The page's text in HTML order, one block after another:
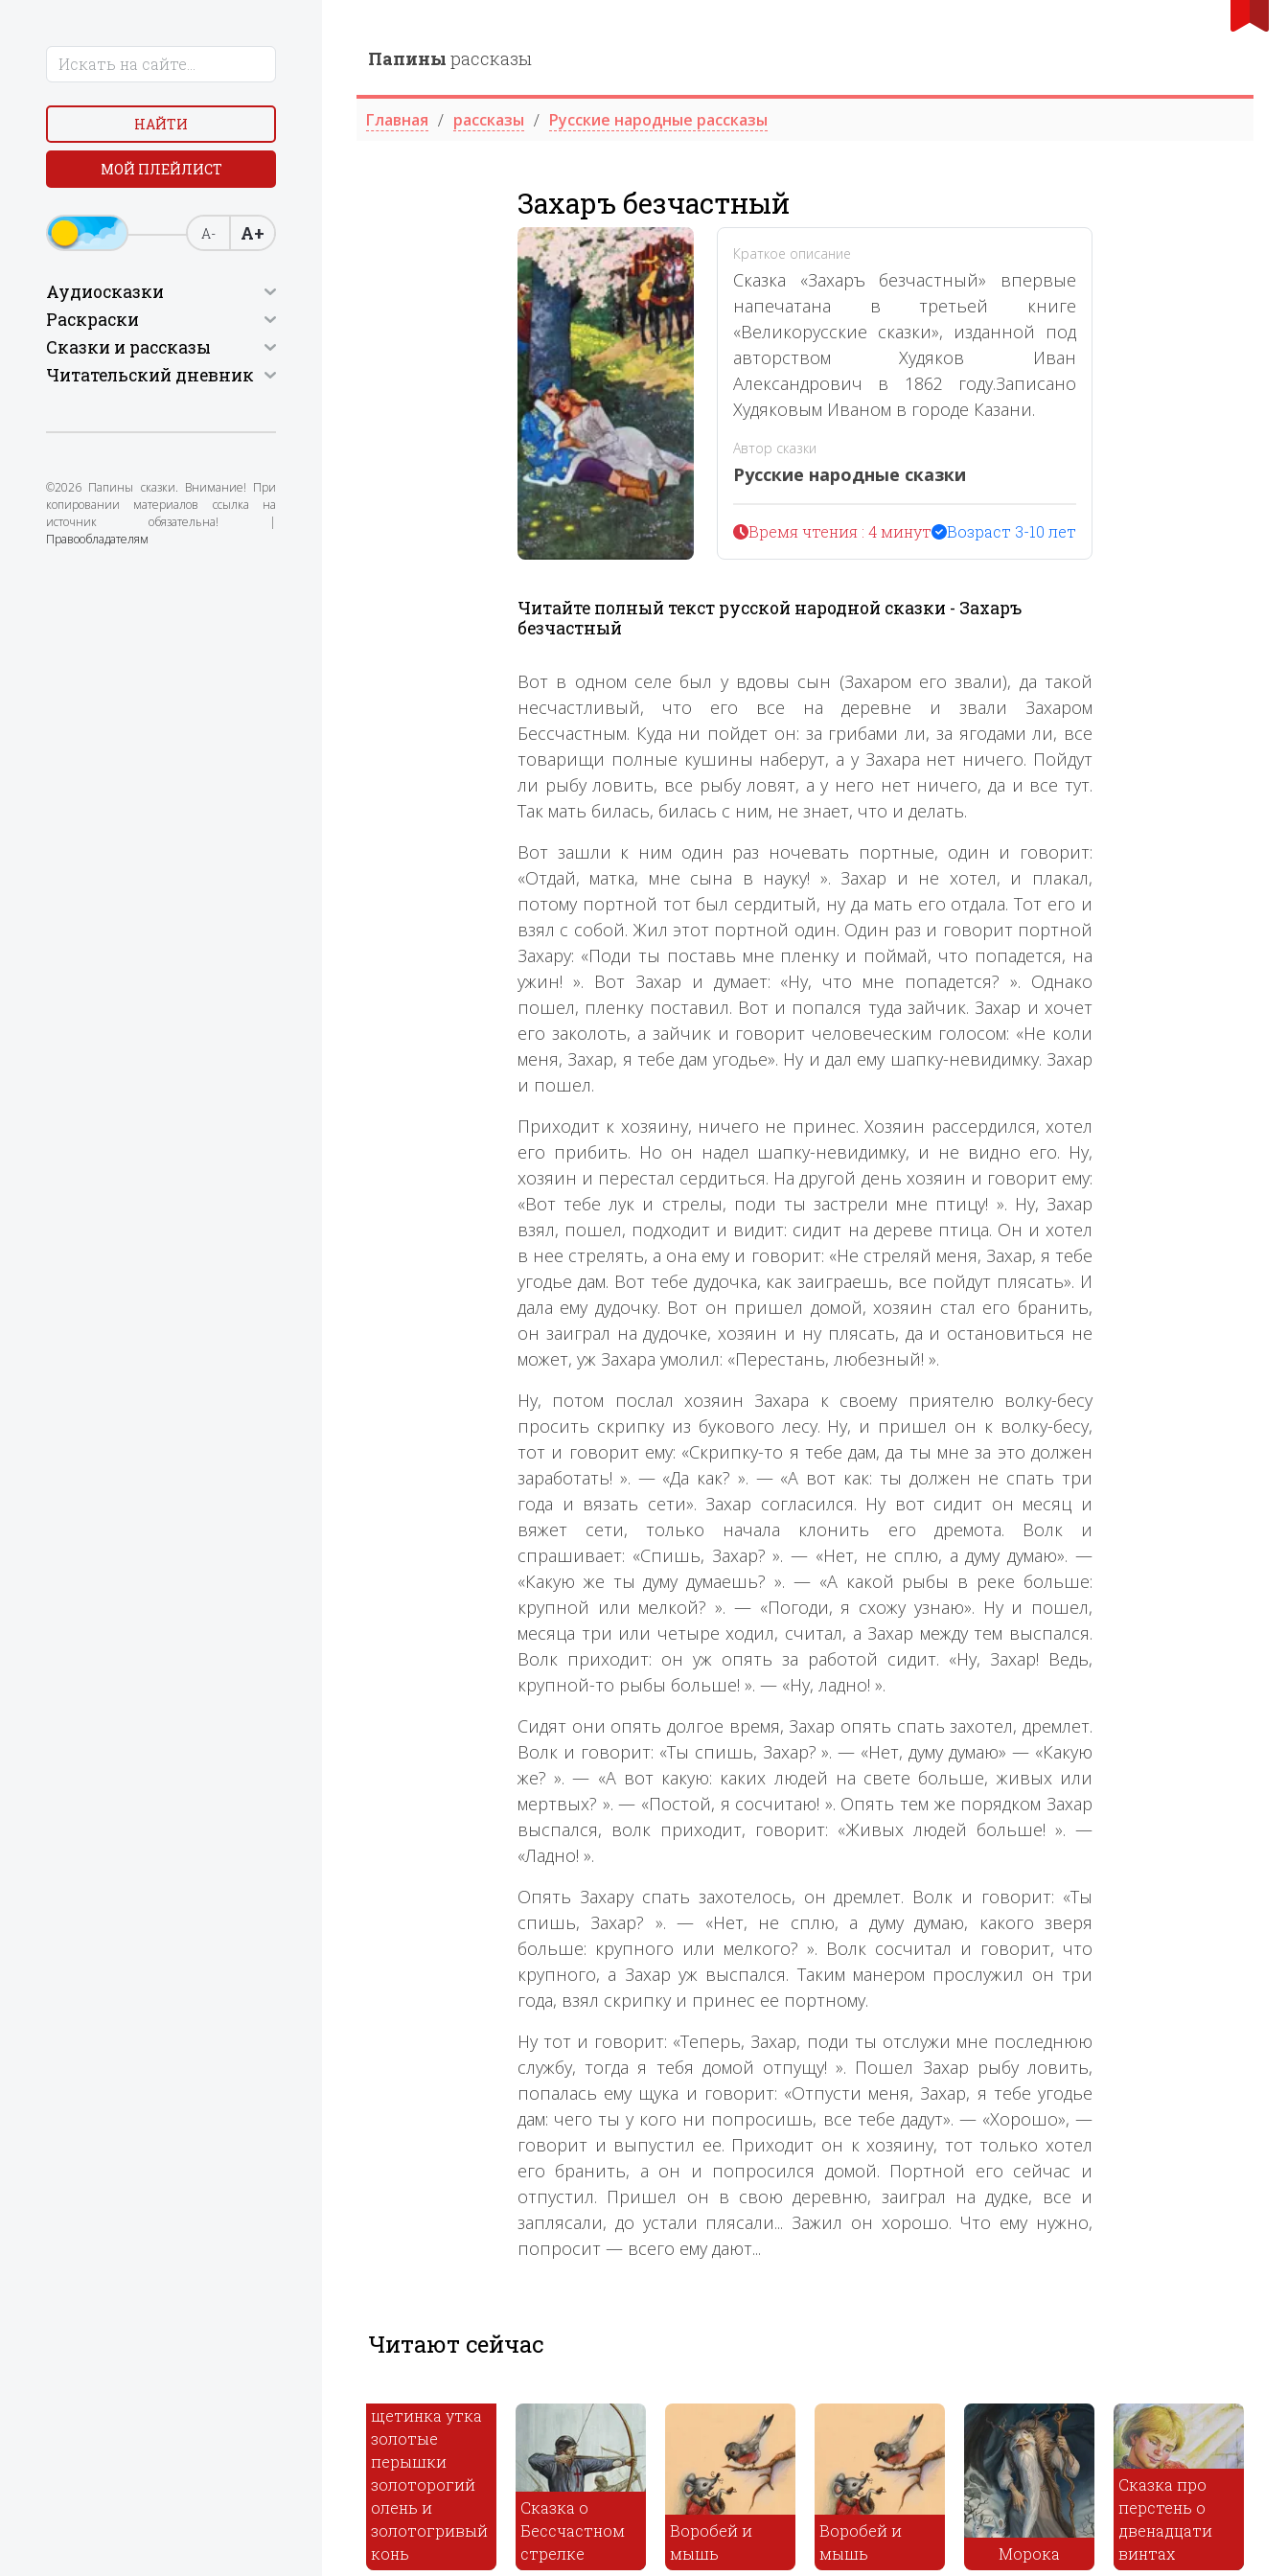
НАЙТИ
МОЙ ПЛЕЙЛИСТ
А- А+
Аудиосказки
Раскраски
Сказки и рассказы
Читательский дневник
©2026 Папины сказки. Внимание! При
копировании материалов ссылка на
источник обязательна! |
Правообладателям
Папины рассказы
Главная рассказы Русские народные рассказы
Захаръ безчастный
Краткое описание
Сказка «Захаръ безчастный» впервые
напечатана в третьей книге
«Великорусские сказки», изданной под
авторством Худяков Иван
Александрович в 1862 году.Записано
Худяковым Иваном в городе Казани.
Автор сказки
Русские народные сказки
Время чтения : 4 минут Возраст 3-10 лет
Читайте полный текст русской народной сказки - Захаръ
безчастный
Вот в одном селе был у вдовы сын (Захаром его звали), да такой
несчастливый, что его все на деревне и звали Захаром
Бессчастным. Куда ни пойдет он: за грибами ли, за ягодами ли, все
товарищи полные кушины наберут, а у Захара нет ничего. Пойдут
ли рыбу ловить, все рыбу ловят, а у него нет ничего, да и все тут.
Так мать билась, билась с ним, не знает, что и делать.
Вот зашли к ним один раз ночевать портные, один и говорит:
«Отдай, матка, мне сына в науку! ». Захар и не хотел, и плакал,
потому портной тот был сердитый, ну да мать его отдала. Тот его и
взял с собой. Жил этот портной один. Один раз и говорит портной
Захару: «Поди ты поставь мне пленку и поймай, что попадется, на
ужин! ». Вот Захар и думает: «Ну, что мне попадется? ». Однако
пошел, пленку поставил. Вот и попался туда зайчик. Захар и хочет
его заколоть, а зайчик и говорит человеческим голосом: «Не коли
меня, Захар, я тебе дам угодье». Ну и дал ему шапку-невидимку. Захар
и пошел.
Приходит к хозяину, ничего не принес. Хозяин рассердился, хотел
его прибить. Но он надел шапку-невидимку, и не видно его. Ну,
хозяин и перестал сердиться. На другой день хозяин и говорит ему:
«Вот тебе лук и стрелы, поди ты застрели мне птицу! ». Ну, Захар
взял, пошел, подходит и видит: сидит на дереве птица. Он и хотел
в нее стрелять, а она ему и говорит: «Не стреляй меня, Захар, я тебе
угодье дам. Вот тебе дудочка, как заиграешь, все пойдут плясать». И
дала ему дудочку. Вот он пришел домой, хозяин стал его бранить,
он заиграл на дудочке, хозяин и ну плясать, да и остановиться не
может, уж Захара умолил: «Перестань, любезный! ».
Ну, потом послал хозяин Захара к своему приятелю волку-бесу
просить скрипку из букового лесу. Ну, и пришел он к волку-бесу,
тот и говорит ему: «Скрипку-то я тебе дам, да ты мне за это должен
заработать! ». — «Да как? ». — «А вот как: ты должен не спать три
года и вязать сети». Захар согласился. Ну вот сидит он месяц и
вяжет сети, только начала клонить его дремота. Волк и
спрашивает: «Спишь, Захар? ». — «Нет, не сплю, а думу думаю». —
«Какую же ты думу думаешь? ». — «А какой рыбы в реке больше:
крупной или мелкой? ». — «Погоди, я схожу узнаю». Ну и пошел,
месяца три или четыре ходил, считал, а Захар между тем выспался.
Волк приходит: он уж опять за работой сидит. «Ну, Захар! Ведь,
крупной-то рыбы больше! ». — «Ну, ладно! ».
Сидят они опять долгое время, Захар опять спать захотел, дремлет.
Волк и говорит: «Ты спишь, Захар? ». — «Нет, думу думаю» — «Какую
же? ». — «А вот какую: каких людей на свете больше, живых или
мертвых? ». — «Постой, я сосчитаю! ». Опять тем же порядком Захар
выспался, волк приходит, говорит: «Живых людей больше! ». —
«Ладно! ».
Опять Захару спать захотелось, он дремлет. Волк и говорит: «Ты
спишь, Захар? ». — «Нет, не сплю, а думу думаю, какого зверя
больше: крупного или мелкого? ». Волк сосчитал и говорит, что
крупного, а Захар уж выспался. Таким манером прослужил он три
года, взял скрипку и принес ее портному.
Ну тот и говорит: «Теперь, Захар, поди ты отслужи мне последнюю
службу, тогда я тебя домой отпущу! ». Пошел Захар рыбу ловить,
попалась ему щука и говорит: «Отпусти меня, Захар, я тебе угодье
дам: чего ты у кого ни попросишь, все тебе дадут». — «Хорошо», —
говорит и выпустил ее. Приходит он к хозяину, тот только хотел
его бранить, а он и попросился домой. Портной его сейчас и
отпустил. Пришел он в свою деревню, заиграл на дудке, все и
заплясали, до устали плясали... Зажил он хорошо. Что ему нужно,
попросит — всего ему дают...
Читают сейчас
Воробей и
мышь
Воробей и
мышь
Морока
Сказка про
перстень о
двенадцати
винтах
Мирон
Хитрый
продавец